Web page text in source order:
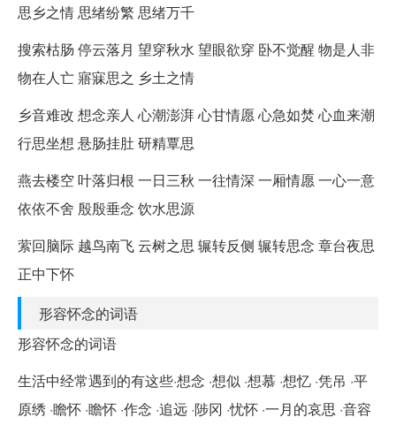
思乡之情 思绪纷繁 思绪万千
搜索枯肠 停云落月 望穿秋水 望眼欲穿 卧不觉醒 物是人非
物在人亡 寤寐思之 乡土之情
乡音难改 想念亲人 心潮澎湃 心甘情愿 心急如焚 心血来潮
行思坐想 悬肠挂肚 研精覃思
燕去楼空 叶落归根 一日三秋 一往情深 一厢情愿 一心一意
依依不舍 殷殷垂念 饮水思源
萦回脑际 越鸟南飞 云树之思 辗转反侧 辗转思念 章台夜思
正中下怀
形容怀念的词语
形容怀念的词语
生活中经常遇到的有这些·想念 ·想似 ·想慕 ·想忆 ·凭吊 ·平
原绣 ·瞻怀 ·瞻怀 ·作念 ·追远 ·陟冈 ·忧怀 ·一月的哀思 ·音容